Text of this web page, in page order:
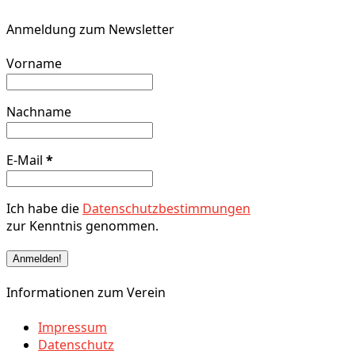
Anmeldung zum Newsletter
Vorname
Nachname
E-Mail *
Ich habe die Datenschutzbestimmungen
zur Kenntnis genommen.
Informationen zum Verein
Impressum
Datenschutz